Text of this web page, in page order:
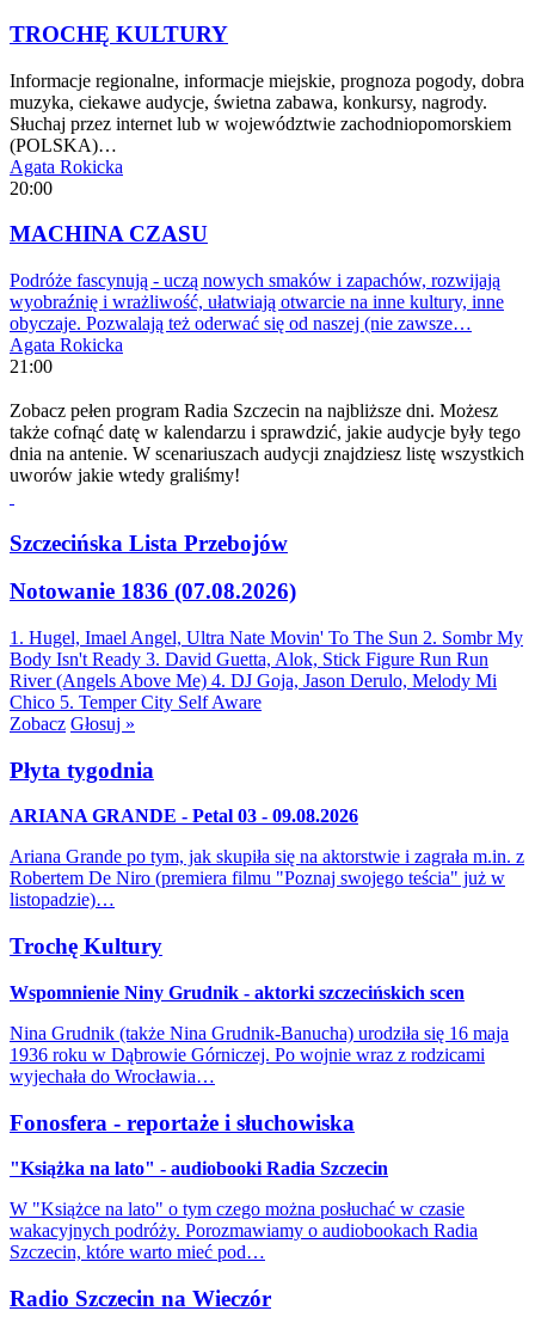
TROCHĘ KULTURY
Informacje regionalne, informacje miejskie, prognoza pogody, dobra
muzyka, ciekawe audycje, świetna zabawa, konkursy, nagrody.
Słuchaj przez internet lub w województwie zachodniopomorskiem
(POLSKA)…
Agata Rokicka
20:00
MACHINA CZASU
Podróże fascynują - uczą nowych smaków i zapachów, rozwijają
wyobraźnię i wrażliwość, ułatwiają otwarcie na inne kultury, inne
obyczaje. Pozwalają też oderwać się od naszej (nie zawsze…
Agata Rokicka
21:00
Zobacz pełen program Radia Szczecin na najbliższe dni. Możesz
także cofnąć datę w kalendarzu i sprawdzić, jakie audycje były tego
dnia na antenie. W scenariuszach audycji znajdziesz listę wszystkich
uworów jakie wtedy graliśmy!
Szczecińska Lista Przebojów
Notowanie 1836 (07.08.2026)
1. Hugel, Imael Angel, Ultra Nate Movin' To The Sun 2. Sombr My
Body Isn't Ready 3. David Guetta, Alok, Stick Figure Run Run
River (Angels Above Me) 4. DJ Goja, Jason Derulo, Melody Mi
Chico 5. Temper City Self Aware
Zobacz Głosuj »
Płyta tygodnia
ARIANA GRANDE - Petal 03 - 09.08.2026
Ariana Grande po tym, jak skupiła się na aktorstwie i zagrała m.in. z
Robertem De Niro (premiera filmu "Poznaj swojego teścia" już w
listopadzie)…
Trochę Kultury
Wspomnienie Niny Grudnik - aktorki szczecińskich scen
Nina Grudnik (także Nina Grudnik-Banucha) urodziła się 16 maja
1936 roku w Dąbrowie Górniczej. Po wojnie wraz z rodzicami
wyjechała do Wrocławia…
Fonosfera - reportaże i słuchowiska
"Książka na lato" - audiobooki Radia Szczecin
W "Książce na lato" o tym czego można posłuchać w czasie
wakacyjnych podróży. Porozmawiamy o audiobookach Radia
Szczecin, które warto mieć pod…
Radio Szczecin na Wieczór